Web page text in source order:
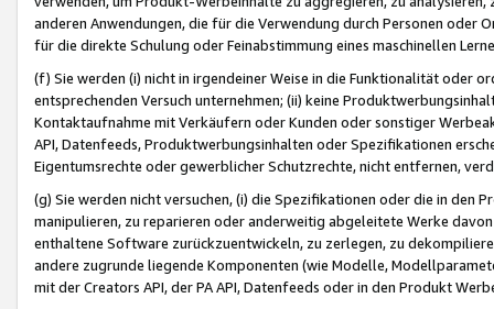
anderen Anwendungen, die für die Verwendung durch Personen
für die direkte Schulung oder Feinabstimmung eines maschinellen
(f) Sie werden (i) nicht in irgendeiner Weise in die Funktionalität oder
entsprechenden Versuch unternehmen; (ii) keine
Kontaktaufnahme mit Verkäufern oder Kunden oder sonstiger
API, Datenfeeds, Produktwerbungsinhalten oder Spezifikationen
Eigentumsrechte oder gewerblicher Schutzrechte, nicht entfernen,
(g) Sie werden nicht versuchen, (i) die Spezifikationen oder die in
manipulieren, zu reparieren oder anderweitig abgeleitete Werke
enthaltene Software zurückzuentwickeln, zu zerlegen, zu
andere zugrunde liegende Komponenten (wie Modelle,
mit der Creators API, der PA API, Datenfeeds oder in den Produkt